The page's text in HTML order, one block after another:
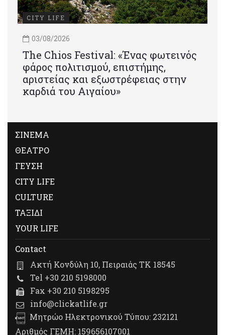
CITY LIFE
03/08/2026
Τhe Chios Festival: «Ένας φωτεινός
φάρος πολιτισμού, επιστήμης,
αριστείας και εξωστρέφειας στην
καρδιά του Αιγαίου»
ΣΙΝΕΜΑ
ΘΕΑΤΡΟ
ΓΕΥΣΗ
CITY LIFE
CULTURE
ΤΑΞΙΔΙ
YOUR LIFE
Contact
Ακτή Κονδύλη 10, Πειραιάς ΤΚ 18545
Tel +30 210 5198000
Fax +30 210 5198295
info@clickatlife.gr
Μητρώο Ηλεκτρονικού Τύπου: 232121
Αριθμός ΓΕΜΗ: 159656107001